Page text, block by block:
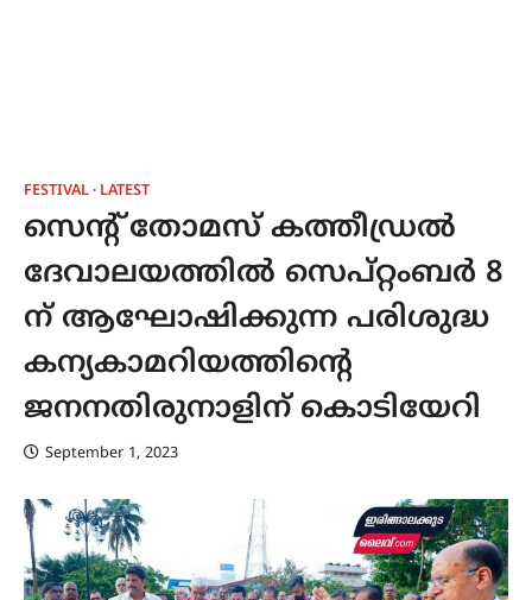
FESTIVAL LATEST
സെന്റ് തോമസ് കത്തീഡ്രല്‍
ദേവാലയത്തില്‍ സെപ്റ്റംബര്‍ 8
ന് ആഘോഷിക്കുന്ന പരിശുദ്ധ
കന്യകാമറിയത്തിന്‍റെ
ജനനതിരുനാളിന് കൊടിയേറി
September 1, 2023